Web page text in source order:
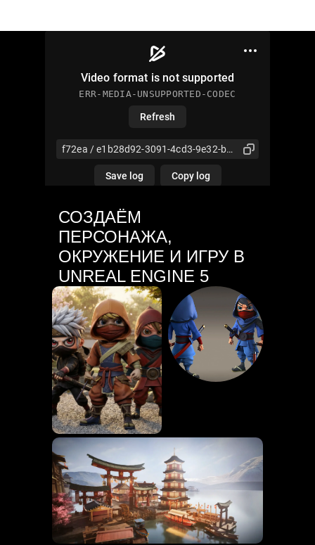
СОЗДАЁМ
ПЕРСОНАЖА,
ОКРУЖЕНИЕ И ИГРУ В
UNREAL ENGINE 5